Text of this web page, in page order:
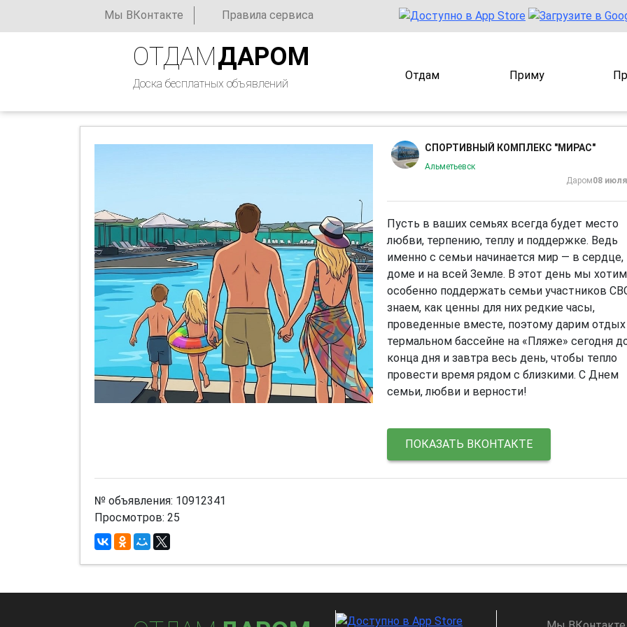
Мы ВКонтакте Правила сервиса
ОТДАМДАРОМ
Доска бесплатных объявлений
Отдам Приму
СПОРТИВНЫЙ КОМПЛЕКС "МИРАС"
Альметьевск
08
Даром
Пусть в ваших семьях всегда будет место
любви, терпению, теплу и поддержке. Ведь
именно с семьи начинается мир — в сердце,
доме и на всей Земле. В этот день мы хотим
особенно поддержать семьи участников
знаем, как ценны для них редкие часы,
проведенные вместе, поэтому дарим
термальном бассейне на «Пляже» сегодня
конца дня и завтра весь день, чтобы тепло
провести время рядом с близкими. С Днем
семьи, любви и верности!
ПОКАЗАТЬ ВКОНТАКТЕ
№ объявления: 10912341
Просмотров: 25